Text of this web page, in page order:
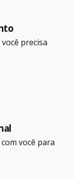
precisa
você para